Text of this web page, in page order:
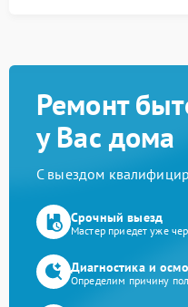
Ремонт
у Вас дома
С выездом
Срочный выезд
Мастер приедет уже
Диагностика и
Определим причину